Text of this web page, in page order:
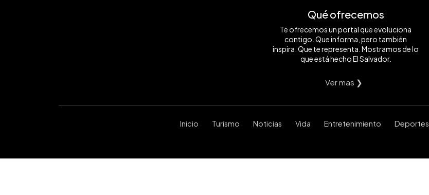
Qué ofrecemos
Te ofrecemos un portal que evoluciona
contigo. Que informa, pero también
inspira. Que te representa. Mostramos de lo
que está hecho El Salvador.
Ver mas ❯
Inicio Turismo Noticias Vida Entretenimiento Deportes